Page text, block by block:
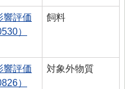
響評価
）
飼料
響評価
）
対象外物質